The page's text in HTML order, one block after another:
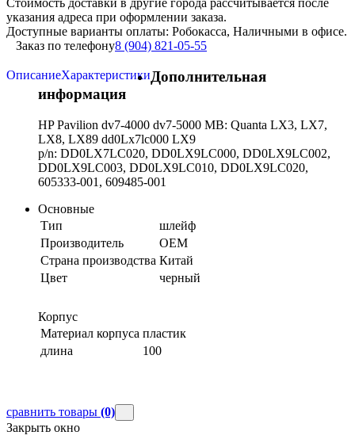
Стоимость доставки в другие города рассчитывается после
указания адреса при оформлении заказа.
Доступные варианты оплаты: Робокасса, Наличными в офисе.
Заказ по телефону8 (904) 821-05-55
ОписаниеХарактеристикиДополнительная
информация
HP Pavilion dv7-4000 dv7-5000 MB: Quanta LX3, LX7,
LX8, LX89 dd0Lx7lc000 LX9
p/n: DD0LX7LC020, DD0LX9LC000, DD0LX9LC002,
DD0LX9LC003, DD0LX9LC010, DD0LX9LC020,
605333-001, 609485-001
Основные
Тип
шлейф
Производитель
OEM
Страна производства Китай
Цвет
черный
Корпус
Материал корпуса пластик
длина
100
сравнить товары (0)
Закрыть окно